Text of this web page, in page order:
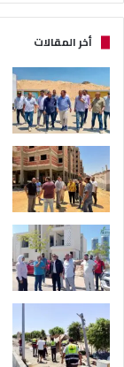
أخر المقالات